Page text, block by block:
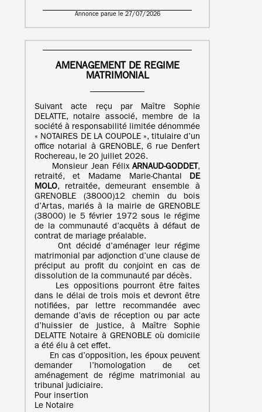
Annonce parue le 27/07/2026
AMENAGEMENT DE REGIME
MATRIMONIAL
Suivant acte reçu par Maître Sophie
DELATTE, notaire associé, membre de la
société à responsabilité limitée dénommée
« NOTAIRES DE LA COUPOLE », titulaire d’un
office notarial à GRENOBLE, 6 rue Denfert
Rochereau, le 20 juillet 2026.
Monsieur Jean FélixARNAUD-GODDET ,
retraité, et Madame Marie-Chantal DE
MOLO, retraitée, demeurant ensemble à
GRENOBLE (38000)12 chemin du bois
d’Artas, mariés à la mairie de GRENOBLE
(38000) le 5 février 1972 sous le régime
de la communauté d’acquêts à défaut de
contrat de mariage préalable.
Ont décidé d’aménager leur régime
matrimonial par adjonction d’une clause de
préciput au profit du conjoint en cas de
dissolution de la communauté par décès.
Les oppositions pourront être faites
dans le délai de trois mois et devront être
notifiées, par lettre recommandée avec
demande d’avis de réception ou par acte
d’huissier de justice, à Maître Sophie
DELATTE Notaire à GRENOBLE où domicile
a été élu à cet effet.
En cas d’opposition, les époux peuvent
demander l’homologation de cet
aménagement de régime matrimonial au
tribunal judiciaire.
Pour insertion
Le Notaire